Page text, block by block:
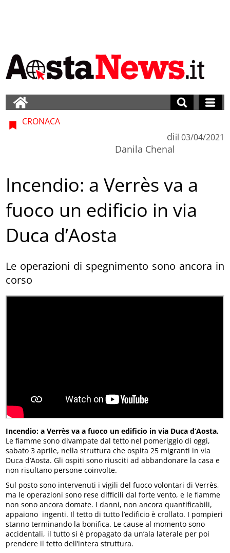
CRONACA
di
Danila Chenal
il 03/04/2021
Incendio: a Verrès va a
fuoco un edificio in via
Duca d’Aosta
Le operazioni di spegnimento sono ancora in
corso
Incendio: a Verrès va a fuoco un edificio in via Duca d’Aosta.
Le fiamme sono divampate dal tetto nel pomeriggio di oggi,
sabato 3 aprile, nella struttura che ospita 25 migranti in via
Duca d’Aosta. Gli ospiti sono riusciti ad abbandonare la casa e
non risultano persone coinvolte.
Sul posto sono intervenuti i vigili del fuoco volontari di Verrès,
ma le operazioni sono rese difficili dal forte vento, e le fiamme
non sono ancora domate. I danni, non ancora quantificabili,
appaiono ingenti. Il tetto di tutto l’edificio è crollato. I pompieri
stanno terminando la bonifica. Le cause al momento sono
accidentali, il tutto si è propagato da un’ala laterale per poi
prendere il tetto dell’intera struttura.